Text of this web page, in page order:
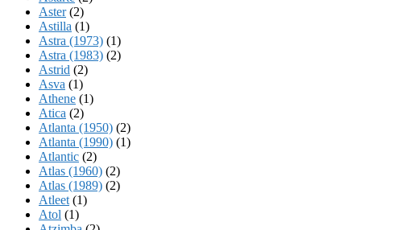
Aster(2)
Astilla (1)
Astra (1973) (1)
Astra (1983) (2)
Astrid (2)
Asva (1)
Athene (1)
Atica (2)
Atlanta (1950) (2)
Atlanta (1990) (1)
Atlantic (2)
Atlas (1960) (2)
Atlas (1989) (2)
Atleet (1)
Atol (1)